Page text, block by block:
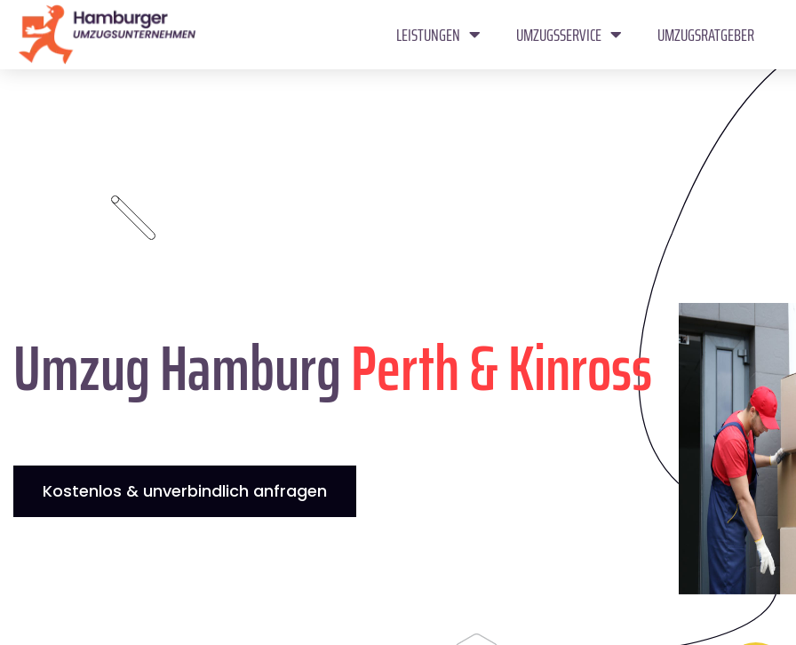
LEISTUNGEN UMZUGSSERVICE UMZUGSRATGEBER
Umzug HamburgPerth & Kinross
Kostenlos & unverbindlich anfragen